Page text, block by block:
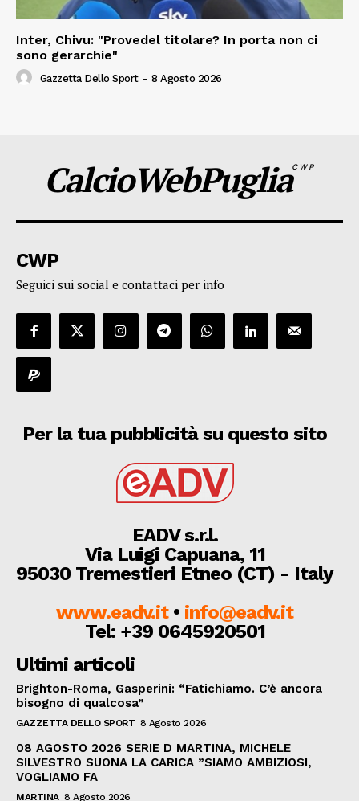
Inter, Chivu: "Provedel titolare? In porta non ci
sono gerarchie"
Gazzetta Dello Sport - 8 Agosto 2026
CalcioWebPugliaCWP
CWP
Seguici sui social e contattaci per info
Per la tua pubblicità su questo sito
EADV s.r.l.
Via Luigi Capuana, 11
95030 Tremestieri Etneo (CT) - Italy
www.eadv.it• info@eadv.it
Tel: +39 0645920501
Ultimi articoli
Brighton-Roma, Gasperini: “Fatichiamo. C’è ancora
bisogno di qualcosa”
GAZZETTA DELLO SPORT 8 Agosto 2026
08 AGOSTO 2026 SERIE D MARTINA, MICHELE
SILVESTRO SUONA LA CARICA ”SIAMO AMBIZIOSI,
VOGLIAMO FA
MARTINA 8 Agosto 2026